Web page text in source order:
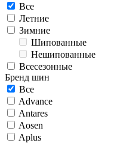
Все
Летние
Зимние
Шипованные
Нешипованные
Всесезонные
Бренд шин
Все
Advance
Antares
Aosen
Aplus